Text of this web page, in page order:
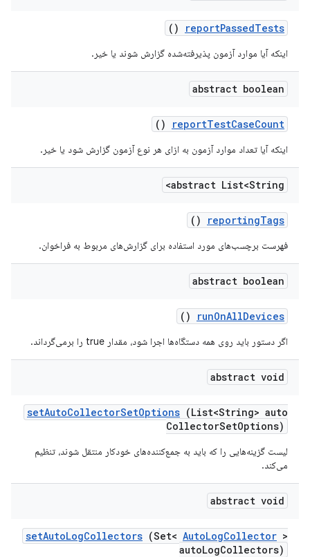
reportPassedTests
()
اینکه آیا موارد آزمون پذیرفته‌شده گزارش شوند یا خیر.
abstract boolean
reportTestCaseCount
()
اینکه آیا تعداد موارد آزمون به ازای هر نوع آزمون گزارش شود یا خیر.
abstract List<String>
reportingTags
()
فهرست برچسب‌های مورد استفاده برای گزارش‌های مربوط به فراخوان.
abstract boolean
runOnAllDevices
()
اگر دستور باید روی همه دستگاه‌ها اجرا شود، مقدار true را برمی‌گرداند.
abstract void
setAutoCollectorSetOptions (List<String> auto
CollectorSetOptions)
لیست گزینه‌هایی را که باید به جمع‌کننده‌های خودکار منتقل شوند، تنظیم
می‌کند.
abstract void
setAutoLogCollectors (Set< AutoLogCollector >
autoLogCollectors)